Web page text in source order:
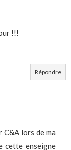
!!!
Répondre
lors de ma
cette enseigne